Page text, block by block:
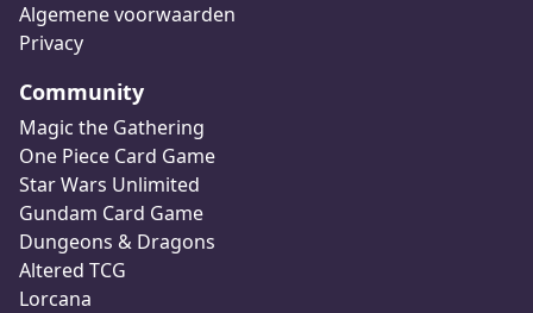
Algemene voorwaarden
Privacy
Community
Magic the Gathering
One Piece Card Game
Star Wars Unlimited
Gundam Card Game
Dungeons & Dragons
Altered TCG
Lorcana